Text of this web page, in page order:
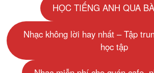
HỌC TIẾNG ANH QUA
Nhạc không lời hay nhất – Tập
học tập